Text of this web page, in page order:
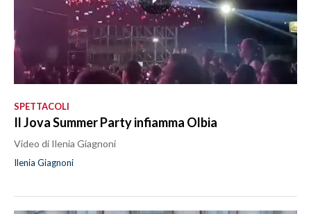
SPETTACOLI
Il Jova Summer Party infiamma Olbia
Video di Ilenia Giagnoni
Ilenia Giagnoni